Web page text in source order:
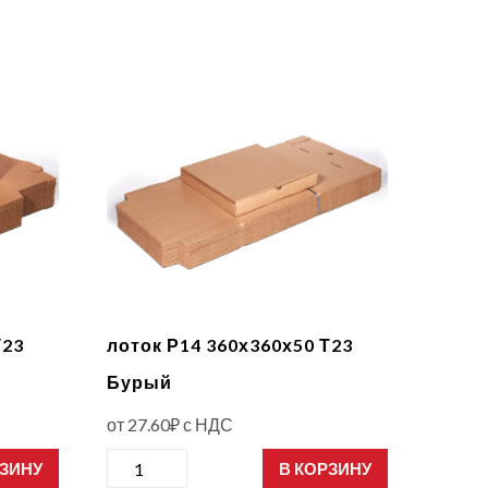
лоток Р14 360х360х50 Т23
Бурый
от 27.60₽с НДС
В КОРЗИНУ
товара